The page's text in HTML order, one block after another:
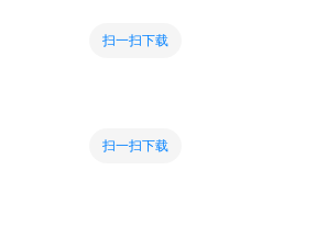
扫一扫下载
扫一扫下载